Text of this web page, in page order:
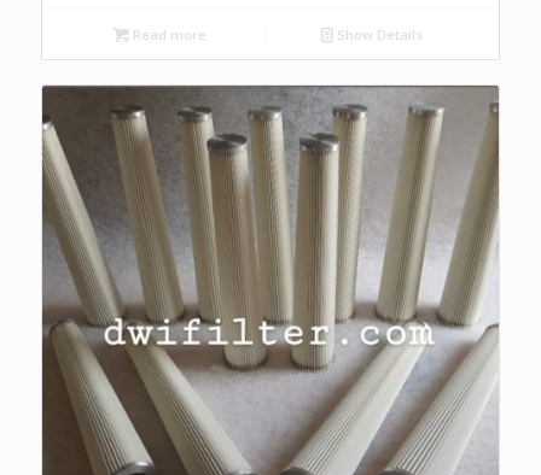
Read more Show Details